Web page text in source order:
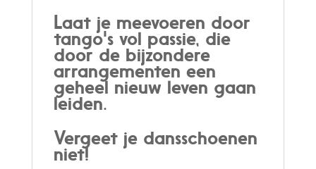
Laat je meevoeren door
tango's vol passie, die
door de bijzondere
arrangementen een
geheel nieuw leven gaan
leiden.
Vergeet je dansschoenen
niet!